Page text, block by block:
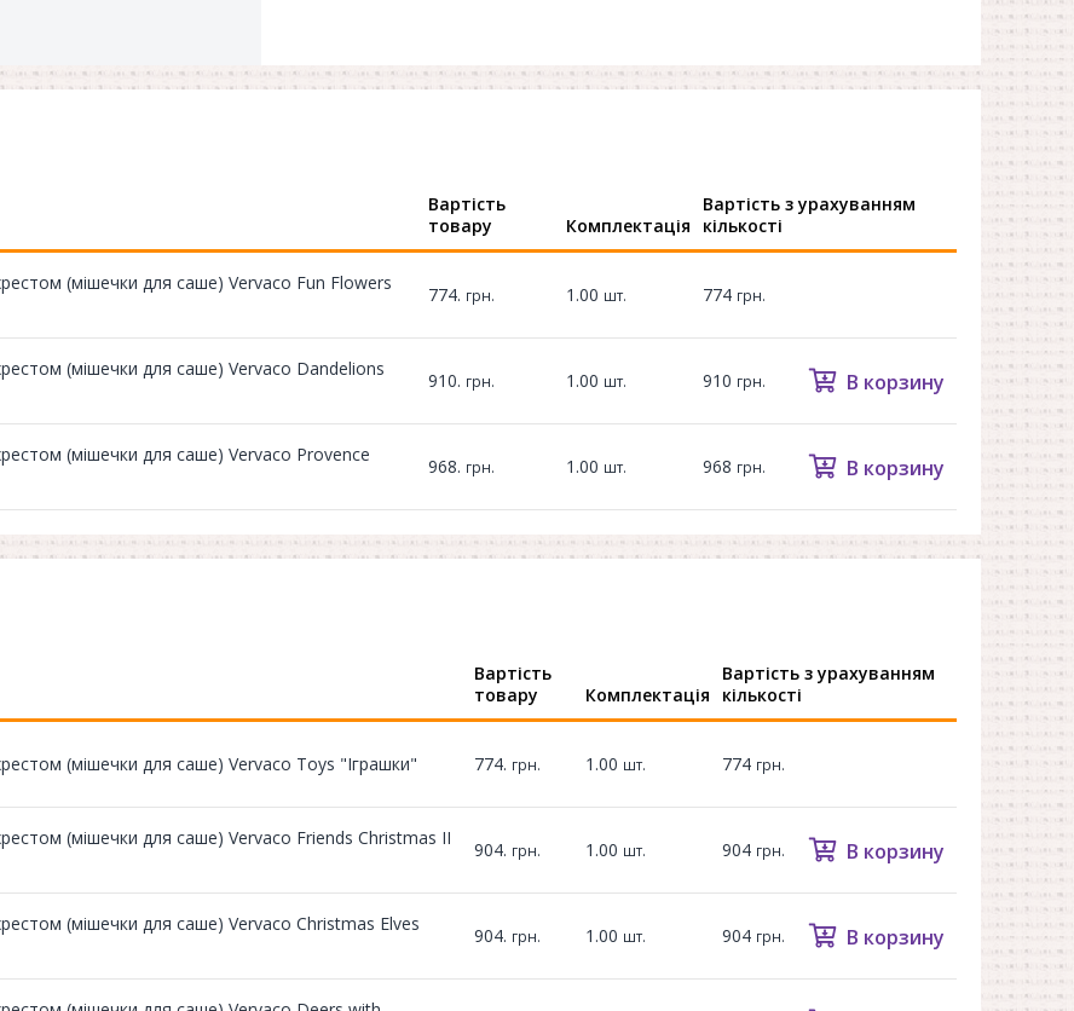
Вартість
товару
Комплектація
Вартість з урахуванням
кількості
(мішечки для саше) Vervaco Fun Flowers
774. грн. 1.00 шт. 774 грн.
(мішечки для саше) Vervaco Dandelions
910. грн. 1.00 шт. 910 грн. В корзину
(мішечки для саше) Vervaco Provence
968. грн. 1.00 шт. 968 грн. В корзину
Вартість
товару
Комплектація
Вартість з урахуванням
кількості
(мішечки для саше) Vervaco Toys "Іграшки" 774. грн. 1.00 шт. 774 грн.
(мішечки для саше) Vervaco Friends Christmas II
904. грн. 1.00 шт. 904 грн. В корзину
(мішечки для саше) Vervaco Christmas Elves
904. грн. 1.00 шт. 904 грн. В корзину